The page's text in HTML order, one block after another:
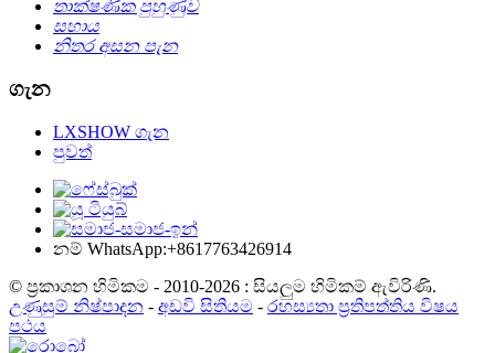
තාක්ෂණික පුහුණුව
සහාය
නිතර අසන පැන
ගැන
LXSHOW ගැන
පුවත්
නම් WhatsApp:+8617763426914
© ප්‍රකාශන හිමිකම - 2010-2026 : සියලුම හිමිකම් ඇවිරිණි.
උණුසුම් නිෂ්පාදන - අඩවි සිතියම - රහස්‍යතා ප්‍රතිපත්තිය විෂය
පථය